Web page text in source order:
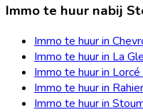
Immo te huur nabij
Immo te huur in
Immo te huur in La
Immo te huur in
Immo te huur in
Immo te huur in